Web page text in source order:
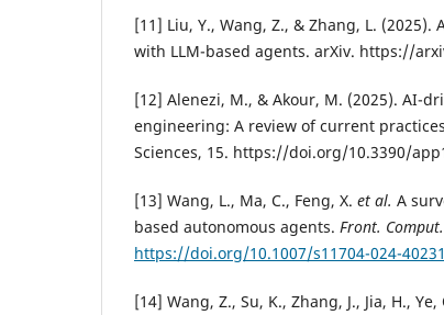
[11] Liu, Y., Wang, Z., & Zhang, L.
with LLM-based agents. arXiv. https://
[12] Alenezi, M., & Akour, M. (2025). AI-
engineering: A review of current
Sciences, 15. https://doi.org/10.3390/
[13] Wang, L., Ma, C., Feng, X. et al. A
based autonomous agents. Front. Comput.
https://doi.org/10.1007/s11704-024-
[14] Wang, Z., Su, K., Zhang, J., Jia, H.,